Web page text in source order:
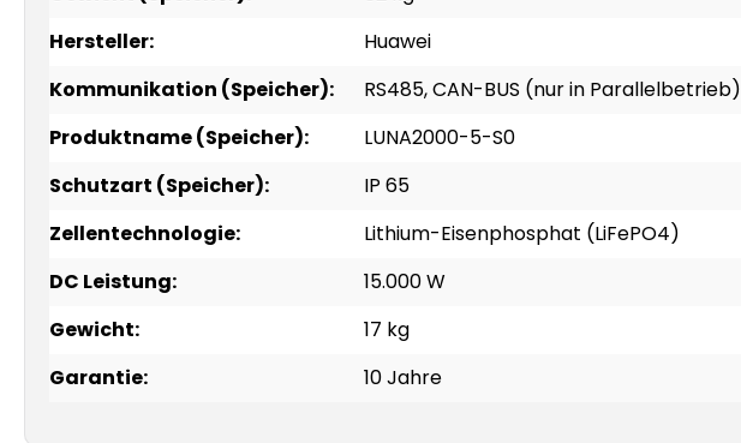
Hersteller:
Huawei
Kommunikation (Speicher):
RS485, CAN-BUS (nur in Parallelbetrieb)
Produktname (Speicher):
LUNA2000-5-S0
Schutzart (Speicher):
IP 65
Zellentechnologie:
Lithium-Eisenphosphat (LiFePO4)
DC Leistung:
15.000 W
Gewicht:
17 kg
Garantie:
10 Jahre